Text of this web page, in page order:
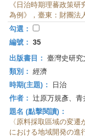
《日治時期理蕃政策
為例》，臺東：財團法
勾選：
編號： 35
出版書目： 臺灣史研
類別： 經濟
時期(主題)：
日治
作者： 辻原万規彥、
題名 (點擊閱讀)：
〈原料採取區域の変
における地域開発の進